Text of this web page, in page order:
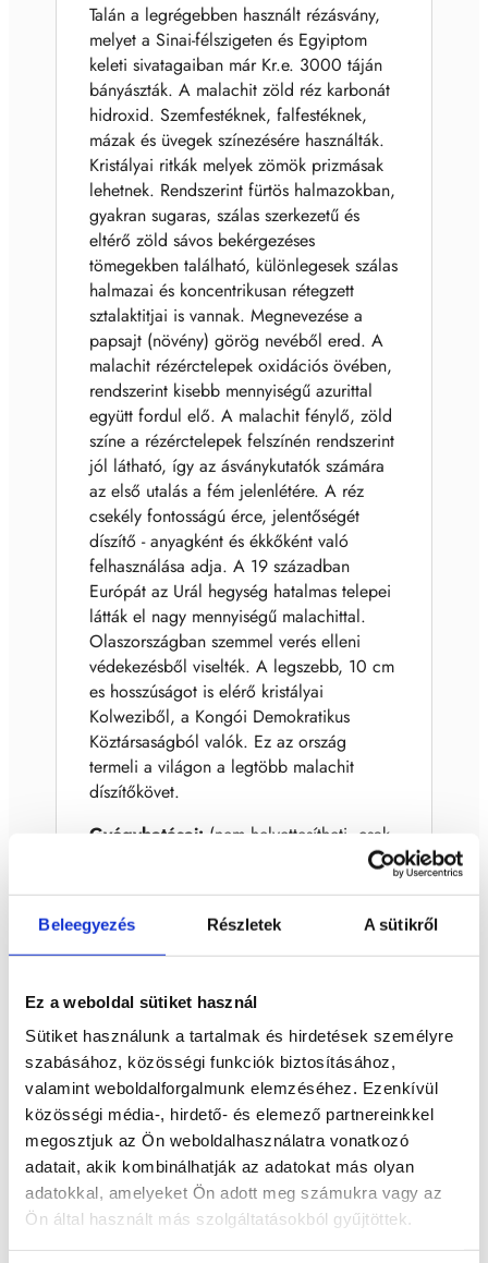
Beleegyezés Részletek A sütikről
Ez a weboldal sütiket használ
Sütiket használunk a tartalmak és hirdetések személyre
szabásához, közösségi funkciók biztosításához,
valamint weboldalforgalmunk elemzéséhez. Ezenkívül
közösségi média-, hirdető- és elemező partnereinkkel
megosztjuk az Ön weboldalhasználatra vonatkozó
adatait, akik kombinálhatják az adatokat más olyan
adatokkal, amelyeket Ön adott meg számukra vagy az
Ön által használt más szolgáltatásokból gyűjtöttek.
Talán a legrégebben használt rézásvány,
melyet a Sinai-félszigeten és Egyiptom
keleti sivatagaiban már Kr.e. 3000 táján
bányászták. A malachit zöld réz karbonát
hidroxid. Szemfestéknek, falfestéknek,
mázak és üvegek színezésére használták.
Kristályai ritkák melyek zömök prizmásak
lehetnek. Rendszerint fürtös halmazokban,
gyakran sugaras, szálas szerkezetű és
eltérő zöld sávos bekérgezéses
tömegekben található, különlegesek szálas
halmazai és koncentrikusan rétegzett
sztalaktitjai is vannak. Megnevezése a
papsajt (növény) görög nevéből ered. A
malachit rézérctelepek oxidációs övében,
rendszerint kisebb mennyiségű azurittal
együtt fordul elő. A malachit fénylő, zöld
színe a rézérctelepek felszínén rendszerint
jól látható, így az ásványkutatók számára
az első utalás a fém jelenlétére. A réz
csekély fontosságú érce, jelentőségét
díszítő - anyagként és ékkőként való
felhasználása adja. A 19 században
Európát az Urál hegység hatalmas telepei
látták el nagy mennyiségű malachittal.
Olaszországban szemmel verés elleni
védekezésből viselték. A legszebb, 10 cm
es hosszúságot is elérő kristályai
Kolweziből, a Kongói Demokratikus
Köztársaságból valók. Ez az ország
termeli a világon a legtöbb malachit
díszítőkövet.
Gyógyhatásai: (nem helyettesítheti, csak
asztmára, fekélyre, gombásodásra,
leukémia, emésztésre, szédülésre,
szívre, vérkeringésre
Lelki hatásai:álmatlanságra, önállóságra
Szerkezete: monoklin
Szín: zöld
Keménység: 3,5 - 4
Törés: egyenetlen
Csillagjegy: vízöntő, mérleg, bika, bak